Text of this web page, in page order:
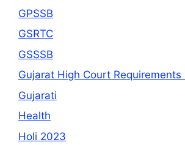
GPSSB
GSRTC
GSSSB
Gujarat High Court Requirements
Gujarati
Health
Holi 2023